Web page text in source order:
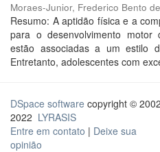
Moraes-Junior, Frederico Bento de
Resumo: A aptidão física e a
para o desenvolvimento
estão associadas a um estilo
Entretanto, adolescentes com
DSpace software copyright ©
2022 LYRASIS
Entre em contato | Deixe sua
opinião